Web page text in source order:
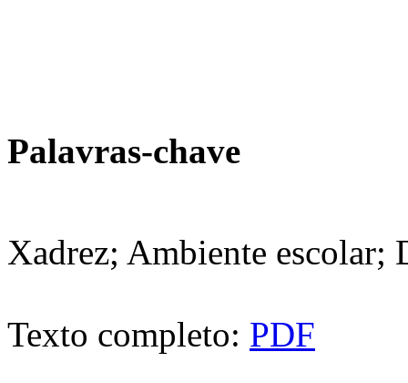
Palavras-chave
Xadrez; Ambiente escolar;
Texto completo: PDF